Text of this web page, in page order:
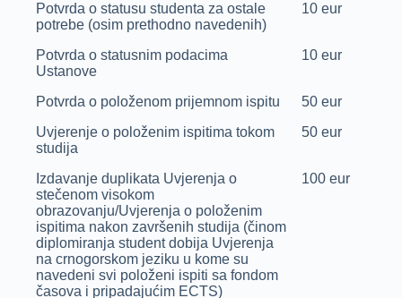
Potvrda o statusu studenta za ostale
potrebe (osim prethodno navedenih)
10 eur
Potvrda o statusnim podacima
Ustanove
10 eur
Potvrda o položenom prijemnom ispitu
50 eur
Uvjerenje o položenim ispitima tokom
studija
50 eur
Izdavanje duplikata Uvjerenja o
stečenom visokom
obrazovanju/Uvjerenja o položenim
ispitima nakon završenih studija (činom
diplomiranja student dobija Uvjerenja
na crnogorskom jeziku u kome su
navedeni svi položeni ispiti sa fondom
časova i pripadajućim ECTS)
100 eur